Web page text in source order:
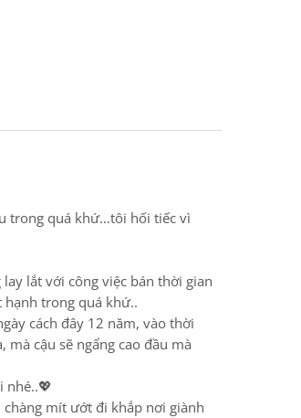
trong quá khứ…tôi hối tiếc vì
lắt với công việc bán thời gian
hạnh trong quá khứ..
cách đây 12 năm, vào thời
cậu sẽ ngẩng cao đầu mà
nhé..💖
mít ướt đi khắp nơi giành